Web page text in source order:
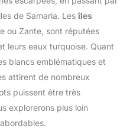
de Samaria. Lesîles
ou Zante, sont réputées
leurs eaux turquoise. Quant
blancs emblématiques et
attirent de nombreux
puissent être très
explorerons plus loin